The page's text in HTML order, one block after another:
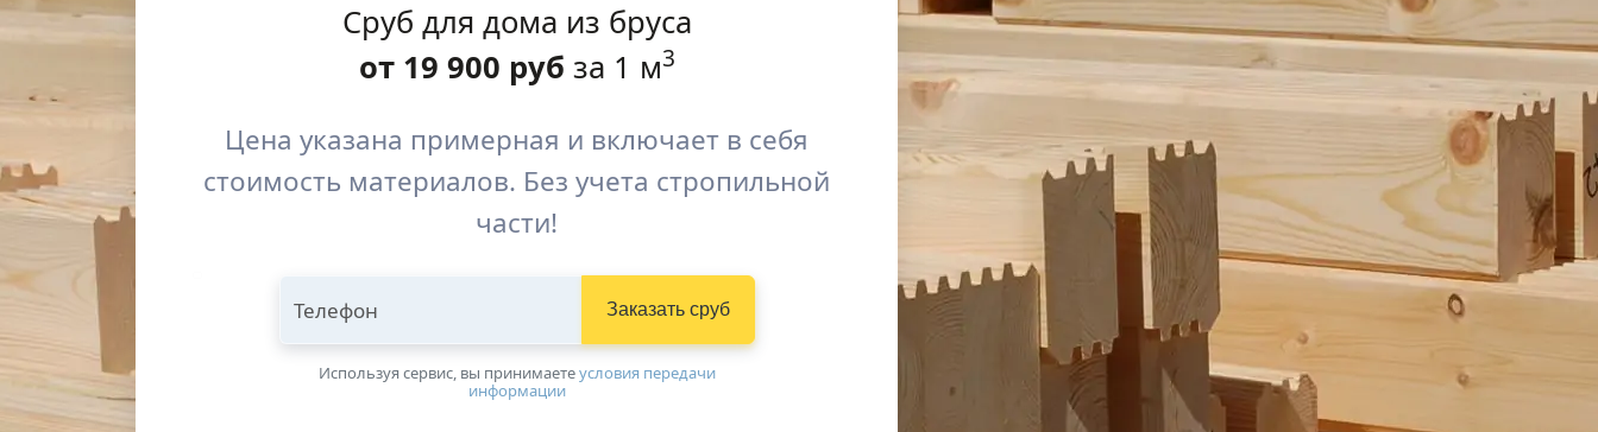
Сруб для дома из бруса
от 19 900 руб за 1 м3
Цена указана примерная и включает в себя
стоимость материалов. Без учета стропильной
части!
Телефон Заказать сруб
Используя сервис, вы принимаетeусловия передачи
информации